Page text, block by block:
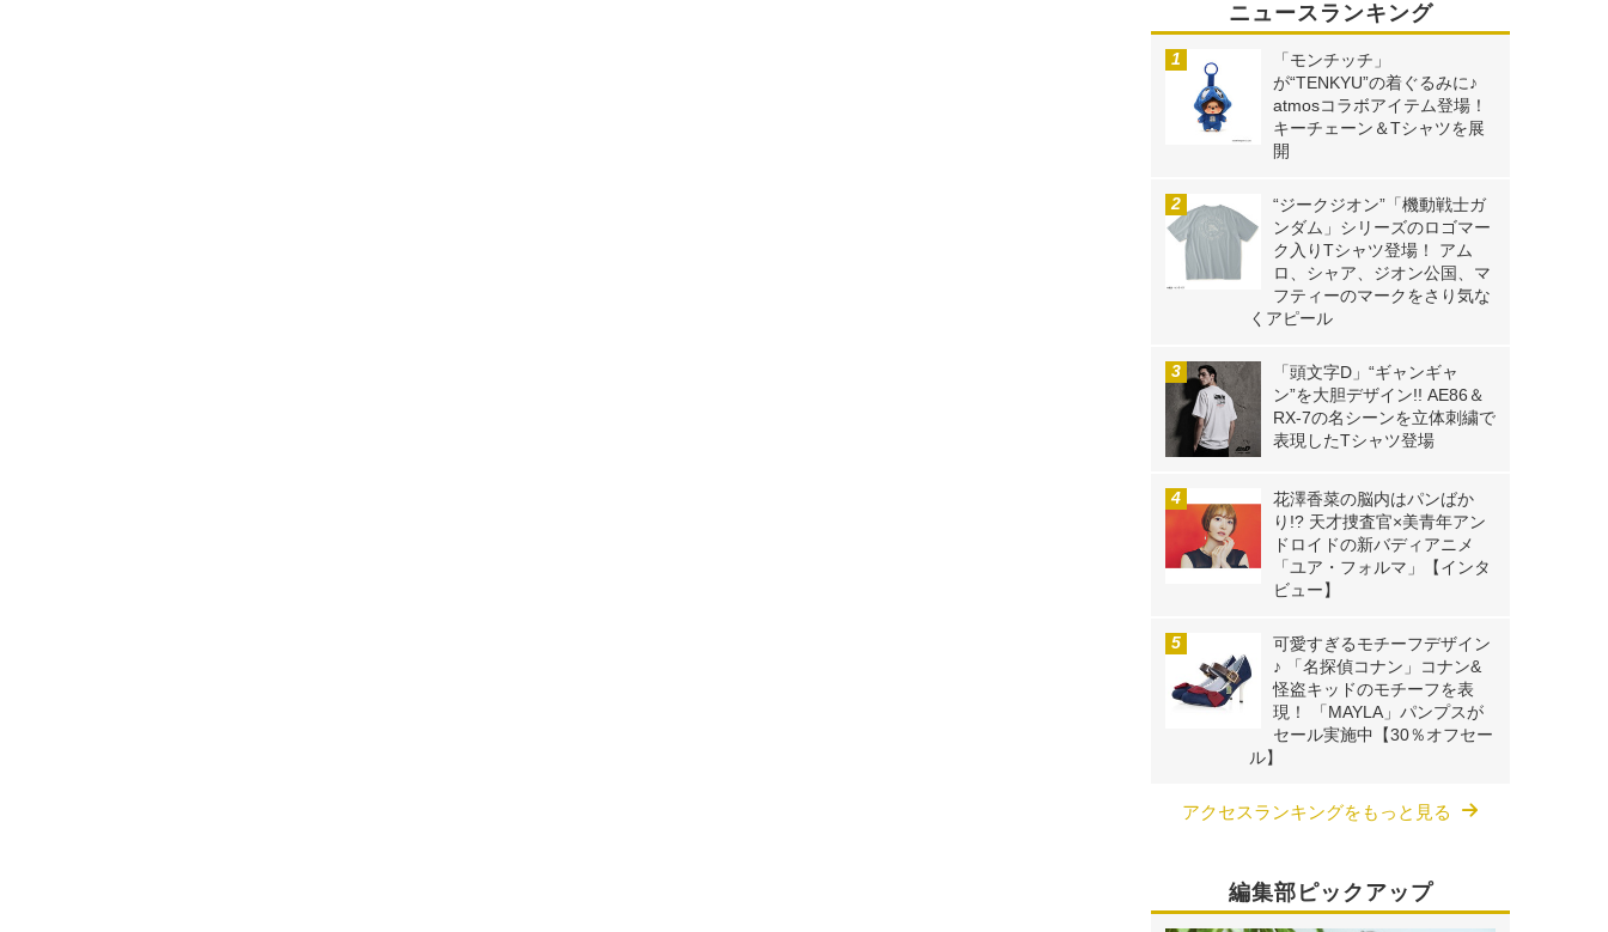
ニュースランキング
「モンチッチ」
が“TENKYU”の着ぐるみに♪
atmosコラボアイテム登場！
キーチェーン＆Tシャツを展
開
“ジークジオン”「機動戦士ガ
ンダム」シリーズのロゴマー
ク入りTシャツ登場！ アム
ロ、シャア、ジオン公国、マ
フティーのマークをさり気な
くアピール
「頭文字D」“ギャンギャ
ン”を大胆デザイン!! AE86＆
RX-7の名シーンを立体刺繍で
表現したTシャツ登場
花澤香菜の脳内はパンばか
り!? 天才捜査官×美青年アン
ドロイドの新バディアニメ
「ユア・フォルマ」【インタ
ビュー】
可愛すぎるモチーフデザイン
♪ 「名探偵コナン」コナン&
怪盗キッドのモチーフを表
現！ 「MAYLA」パンプスが
セール実施中【30％オフセー
ル】
アクセスランキングをもっと見る
編集部ピックアップ